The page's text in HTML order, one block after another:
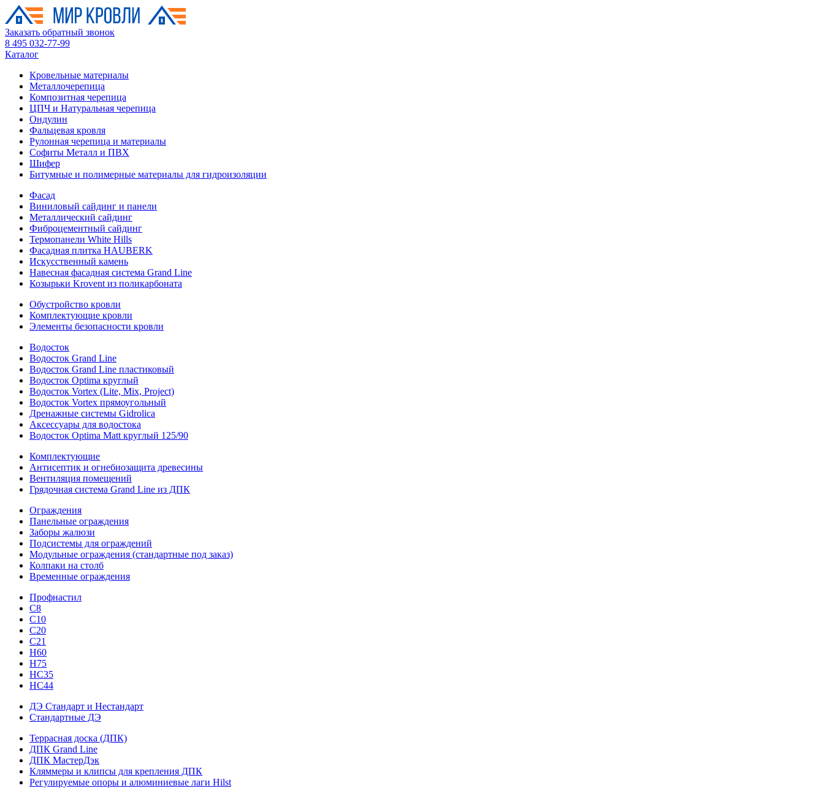
Заказать обратный звонок
8 495 032-77-99
Каталог
Кровельные материалы
Металлочерепица
Композитная черепица
ЦПЧ и Натуральная черепица
Ондулин
Фальцевая кровля
Рулонная черепица и материалы
Софиты Металл и ПВХ
Шифер
Битумные и полимерные материалы для гидроизоляции
Фасад
Виниловый сайдинг и панели
Металлический сайдинг
Фиброцементный сайдинг
Термопанели White Hills
Фасадная плитка HAUBERK
Искусственный камень
Навесная фасадная система Grand Line
Козырьки Krovent из поликарбоната
Обустройство кровли
Комплектующие кровли
Элементы безопасности кровли
Водосток
Водосток Grand Line
Водосток Grand Line пластиковый
Водосток Optima круглый
Водосток Vortex (Lite, Mix, Project)
Водосток Vortex прямоугольный
Дренажные системы Gidrolica
Аксессуары для водостока
Водосток Optima Matt круглый 125/90
Комплектующие
Антисептик и огнебиозащита древесины
Вентиляция помещений
Грядочная система Grand Line из ДПК
Ограждения
Панельные ограждения
Заборы жалюзи
Подсистемы для ограждений
Модульные ограждения (стандартные под заказ)
Колпаки на столб
Временные ограждения
Профнастил
С8
С10
С20
С21
H60
H75
HС35
НС44
ДЭ Стандарт и Нестандарт
Стандартные ДЭ
Террасная доска (ДПК)
ДПК Grand Line
ДПК МастерДэк
Кляммеры и клипсы для крепления ДПК
Регулируемые опоры и алюминиевые лаги Hilst